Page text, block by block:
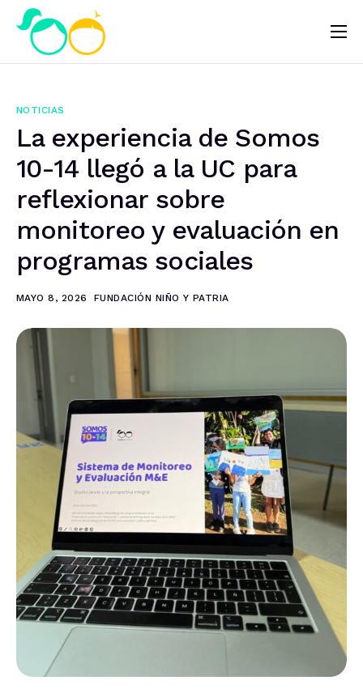
Nosotros
Noticias
¿Quieres ayudar?
NOTICIAS
La experiencia de Somos
10-14 llegó a la UC para
reflexionar sobre
monitoreo y evaluación en
programas sociales
MAYO 8, 2026 FUNDACIÓN NIÑO Y PATRIA